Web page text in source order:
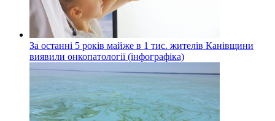
За останні 5 років майже в 1 тис. жителів Канівщини
виявили онкопатології (інфографіка)